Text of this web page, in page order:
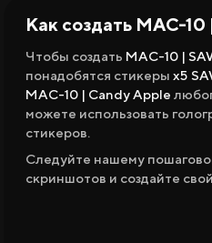
Вики CS2
Как создать MAC-
Чтобы создать MAC-10 |
понадобятся стикеры x5
MAC-10 | Candy Apple
можете использовать
стикеров.
Следуйте нашему
скриншотов и создайте